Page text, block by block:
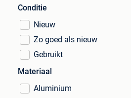
Conditie
Nieuw
Zo goed als nieuw
Gebruikt
Materiaal
Aluminium